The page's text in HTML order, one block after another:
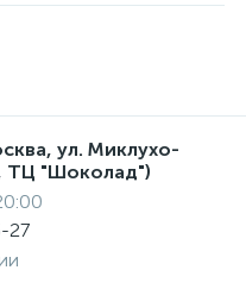
ул. Миклухо-
ТЦ "Шоколад")
27